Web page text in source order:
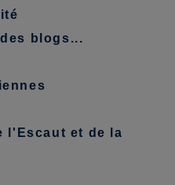
blogs...
l'Escaut et de la